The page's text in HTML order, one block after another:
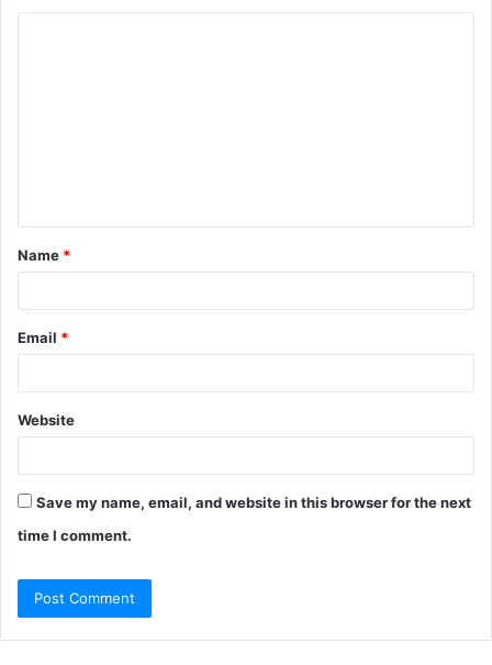
t
*
Name *
Email *
Website
Save my name, email, and website in this browser for the next
time I comment.